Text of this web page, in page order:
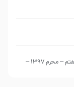
من غلام نوکراتم من عاشق کربلاتم – شور زمینه – شب هفتم – محرم 1397 –